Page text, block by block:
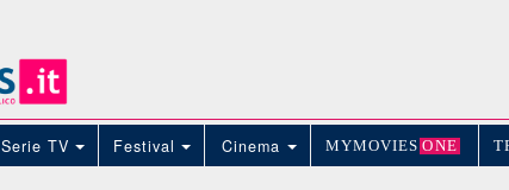
Serie TV Festival Cinema MYMOVIES ONE